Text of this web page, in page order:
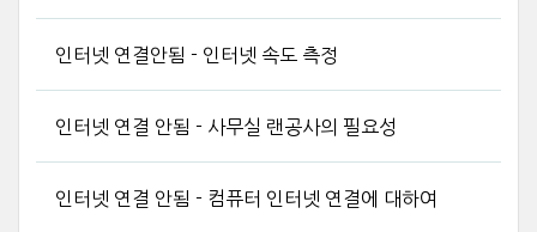
인터넷 연결안됨 - 인터넷 속도 측정
인터넷 연결 안됨 - 사무실 랜공사의 필요성
인터넷 연결 안됨 - 컴퓨터 인터넷 연결에 대하여